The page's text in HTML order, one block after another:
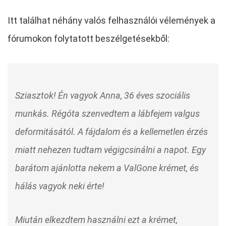
Itt találhat néhány valós felhasználói vélemények a
fórumokon folytatott beszélgetésekből:
Sziasztok! Én vagyok Anna, 36 éves szociális
munkás. Régóta szenvedtem a lábfejem valgus
deformitásától. A fájdalom és a kellemetlen érzés
miatt nehezen tudtam végigcsinálni a napot. Egy
barátom ajánlotta nekem a ValGone krémet, és
hálás vagyok neki érte!
Miután elkezdtem használni ezt a krémet,